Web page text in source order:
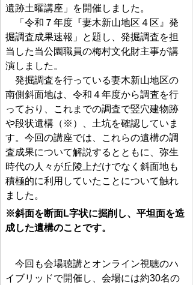
遺跡土曜講座」を開催しました。
「令和７年度『妻木新山地区４区』発
掘調査成果速報」と題し、発掘調査を担
当した当公園職員の梅村文化財主事が講
演しました。
発掘調査を行っている妻木新山地区の
南側斜面地は、令和４年度から調査を行
っており、これまでの調査で竪穴建物跡
や段状遺構（※）、土坑を確認していま
す。今回の講座では、これらの遺構の調
査成果について解説するとともに、弥生
時代の人々が丘陵上だけでなく斜面地も
積極的に利用していたことについて触れ
ました。
※斜面を断面L字状に掘削し、平坦面を造
成した遺構のことです。
今回も会場聴講とオンライン視聴のハ
イブリッドで開催し、会場には約30名の